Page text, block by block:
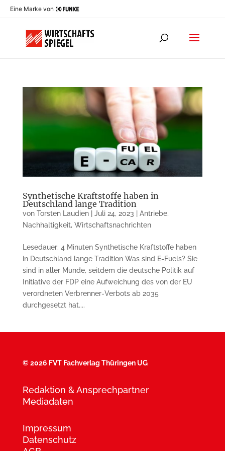
Eine Marke von
Synthetische Kraftstoffe haben in
Deutschland lange Tradition
von Torsten Laudien| Juli 24, 2023 Antriebe,
Nachhaltigkeit, Wirtschaftsnachrichten
Lesedauer: 4 Minuten Synthetische Kraftstoffe haben
in Deutsch­land lange Tradition Was sind E-Fuels? Sie
sind in aller Munde, seitdem die deutsche Politik auf
Initiative der FDP eine Aufweichung des von der EU
verordneten Verbrenner-Verbots ab 2035
durchgesetzt hat....
©2026 FVT Fachverlag Thüringen UG
Redaktion & Ansprechpartner
Mediadaten
Impressum
Datenschutz